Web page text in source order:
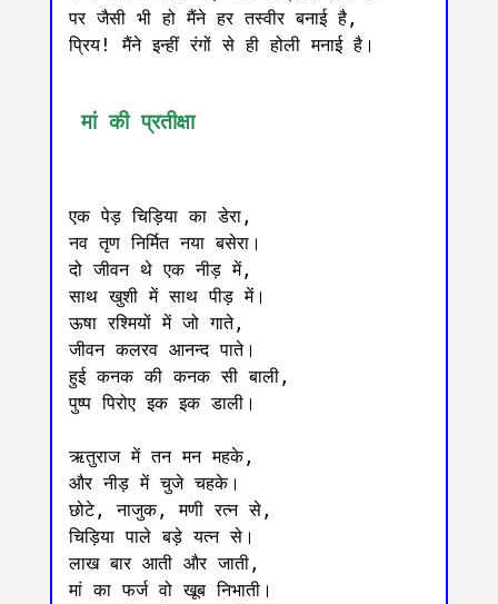
पर जैसी भी हो मैंने हर तस्वीर बनाई है,
प्रिय! मैंने इन्हीं रंगों से ही होली मनाई है।
मां की प्रतीक्षा
एक पेड़ चिड़िया का डेरा,
नव तृण निर्मित नया बसेरा।
दो जीवन थे एक नीड़ में,
साथ खुशी में साथ पीड़ में।
ऊषा रश्मियों में जो गाते,
जीवन कलरव आनन्द पाते।
हुई कनक की कनक सी बाली,
पुष्प पिरोए इक इक डाली।
ऋतुराज में तन मन महके,
और नीड़ में चुजे चहके।
छोटे, नाजुक, मणी रत्न से,
चिड़िया पाले बड़े यत्न से।
लाख बार आती और जाती,
मां का फर्ज वो खूब निभाती।